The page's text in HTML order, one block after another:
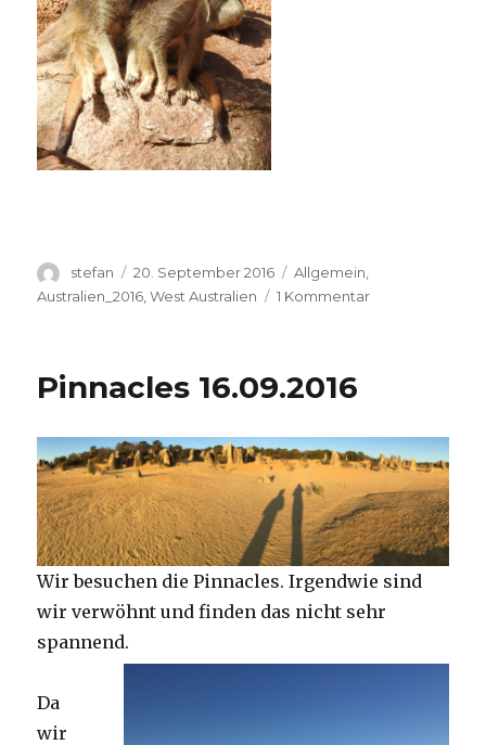
Autor
stefan
Veröffentlicht
am
20. September 2016 Kategorien
Allgemein,
Australien_2016 ,West Australien 1 Kommentarzu
Pinnacles 16.09.2016
Wir besuchen die Pinnacles. Irgendwie sind
wir verwöhnt und finden das nicht sehr
spannend.
Da
wir